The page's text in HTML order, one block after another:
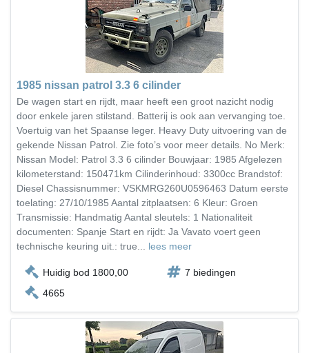
1985 nissan patrol 3.3 6 cilinder
De wagen start en rijdt, maar heeft een groot nazicht nodig
door enkele jaren stilstand. Batterij is ook aan vervanging toe.
Voertuig van het Spaanse leger. Heavy Duty uitvoering van de
gekende Nissan Patrol. Zie foto’s voor meer details. No Merk:
Nissan Model: Patrol 3.3 6 cilinder Bouwjaar: 1985 Afgelezen
kilometerstand: 150471km Cilinderinhoud: 3300cc Brandstof:
Diesel Chassisnummer: VSKMRG260U0596463 Datum eerste
toelating: 27/10/1985 Aantal zitplaatsen: 6 Kleur: Groen
Transmissie: Handmatig Aantal sleutels: 1 Nationaliteit
documenten: Spanje Start en rijdt: Ja Vavato voert geen
technische keuring uit.: true... lees meer
Huidig bod 1800,00
7 biedingen
4665